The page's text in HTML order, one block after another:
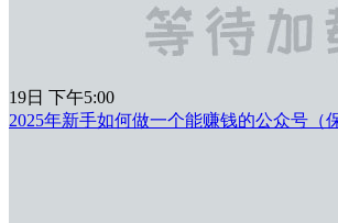
19日 下午5:00
2025年新手如何做一个能赚钱的公众号（